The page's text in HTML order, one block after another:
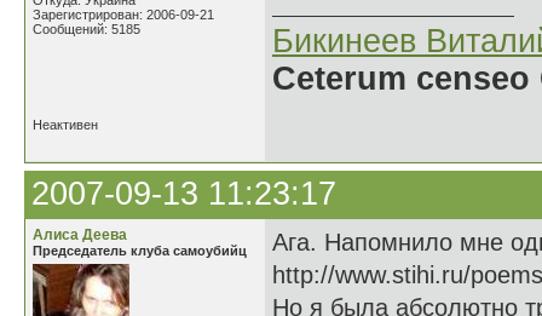
Зарегистрирован: 2006-09-21
Сообщений: 5185
Бикинеев
Ceterum
Неактивен
2007-09-13 11:23:17
Алиса Деева
Председатель клуба самоубийц
Ага. Напомнило мне
http://www.stihi.ru/
Но я была абсолютно